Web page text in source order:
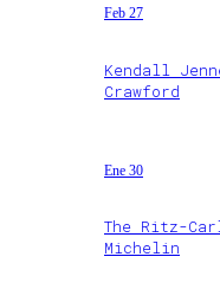
Feb 27
Kendall
Crawford
Ene 30
The Ritz-
Michelin